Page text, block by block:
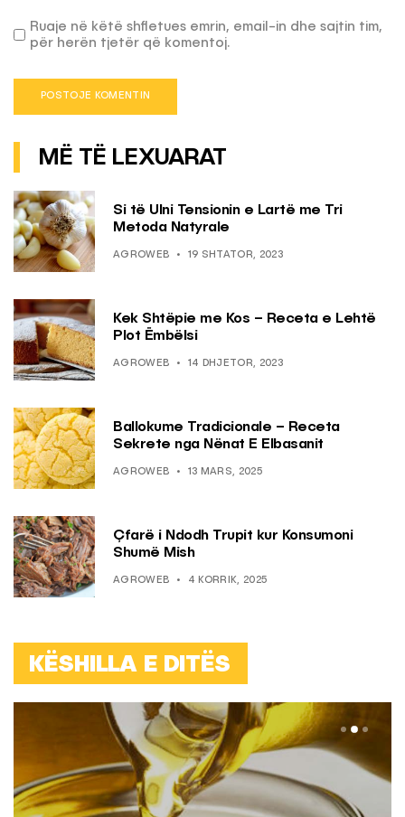
Ruaje në këtë shfletues emrin, email-in dhe sajtin tim,
për herën tjetër që komentoj.
MË TË LEXUARAT
Si të Ulni Tensionin e Lartë me Tri
Metoda Natyrale
AGROWEB 19 SHTATOR, 2023
Kek Shtëpie me Kos – Receta e Lehtë
Plot Ëmbëlsi
AGROWEB 14 DHJETOR, 2023
Ballokume Tradicionale – Receta
Sekrete nga Nënat E Elbasanit
AGROWEB 13 MARS, 2025
Çfarë i Ndodh Trupit kur Konsumoni
Shumë Mish
AGROWEB 4 KORRIK, 2025
KËSHILLA E DITËS